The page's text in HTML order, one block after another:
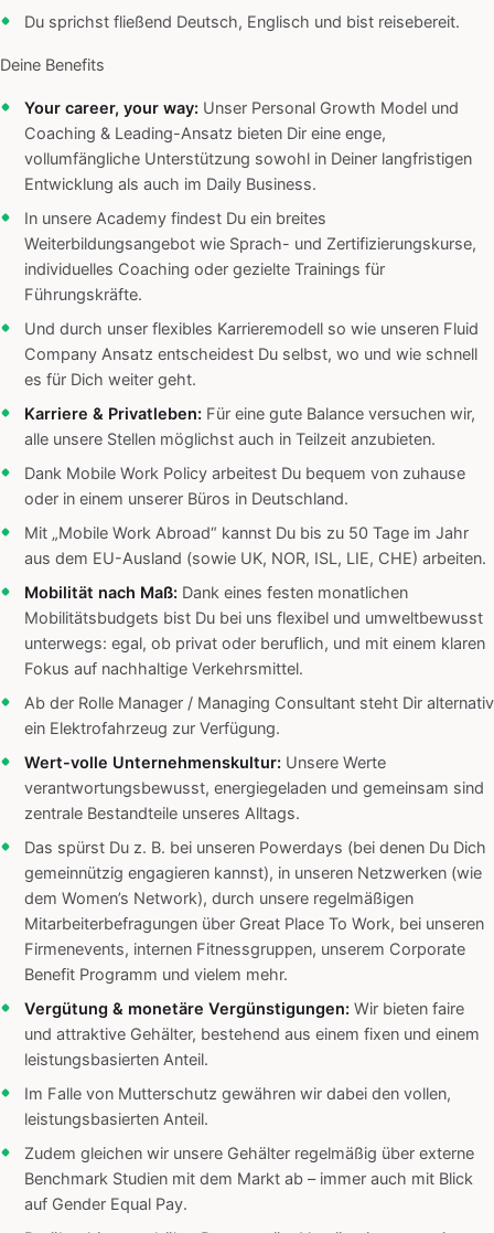
Du sprichst fließend Deutsch, Englisch und bist reisebereit.
Deine Benefits
Your career, your way: Unser Personal Growth Model und
Coaching & Leading-Ansatz bieten Dir eine enge,
vollumfängliche Unterstützung sowohl in Deiner langfristigen
Entwicklung als auch im Daily Business.
In unsere Academy findest Du ein breites
Weiterbildungsangebot wie Sprach- und Zertifizierungskurse,
individuelles Coaching oder gezielte Trainings für
Führungskräfte.
Und durch unser flexibles Karrieremodell so wie unseren Fluid
Company Ansatz entscheidest Du selbst, wo und wie schnell
es für Dich weiter geht.
Karriere & Privatleben: Für eine gute Balance versuchen wir,
alle unsere Stellen möglichst auch in Teilzeit anzubieten.
Dank Mobile Work Policy arbeitest Du bequem von zuhause
oder in einem unserer Büros in Deutschland.
Mit „Mobile Work Abroad“ kannst Du bis zu 50 Tage im Jahr
aus dem EU-Ausland (sowie UK, NOR, ISL, LIE, CHE) arbeiten.
Mobilität nach Maß: Dank eines festen monatlichen
Mobilitätsbudgets bist Du bei uns flexibel und umweltbewusst
unterwegs: egal, ob privat oder beruflich, und mit einem klaren
Fokus auf nachhaltige Verkehrsmittel.
Ab der Rolle Manager / Managing Consultant steht Dir alternativ
ein Elektrofahrzeug zur Verfügung.
Wert-volle Unternehmenskultur: Unsere Werte
verantwortungsbewusst, energiegeladen und gemeinsam sind
zentrale Bestandteile unseres Alltags.
Das spürst Du z. B. bei unseren Powerdays (bei denen Du Dich
gemeinnützig engagieren kannst), in unseren Netzwerken (wie
dem Women’s Network), durch unsere regelmäßigen
Mitarbeiterbefragungen über Great Place To Work, bei unseren
Firmenevents, internen Fitnessgruppen, unserem Corporate
Benefit Programm und vielem mehr.
Vergütung & monetäre Vergünstigungen: Wir bieten faire
und attraktive Gehälter, bestehend aus einem fixen und einem
leistungsbasierten Anteil.
Im Falle von Mutterschutz gewähren wir dabei den vollen,
leistungsbasierten Anteil.
Zudem gleichen wir unsere Gehälter regelmäßig über externe
Benchmark Studien mit dem Markt ab – immer auch mit Blick
auf Gender Equal Pay.